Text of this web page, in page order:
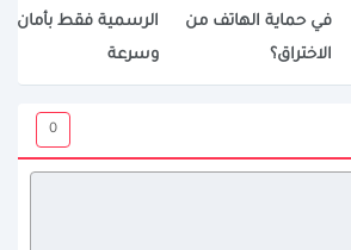
في حماية الهاتف من
الاختراق؟
الرسمية فقط بأمان
وسرعة
0